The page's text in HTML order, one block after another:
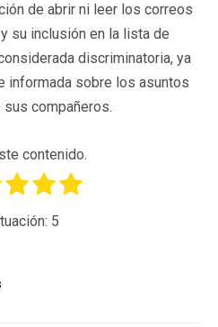
de abrir ni leer los correos
su inclusión en la lista de
discriminatoria, ya
informada sobre los asuntos
sus compañeros.
contenido.
5